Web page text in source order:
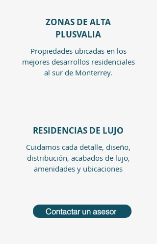
ZONAS DE ALTA
PLUSVALIA
Propiedades ubicadas en los
mejores desarrollos residenciales
al sur de Monterrey.
RESIDENCIAS DE LUJO
Cuidamos cada detalle, diseño,
distribución, acabados de lujo,
amenidades y ubicaciones
Contactar un asesor